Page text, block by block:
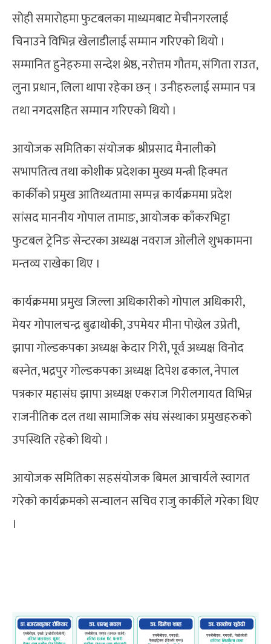
सोही समारोहमा फुटबलका माध्यमबाट मेचीनगरलाई
चिनाउने विभिन्न खेलाडीलाई सम्मान गरिएको थियो ।
सम्मानित हुनेहरुमा सन्देश श्रेष्ठ, नरोत्तम गौतम, संगिता राउत,
लुना प्रधान, लिला थापा रहेका छन् । उनीहरुलाई सम्मान पत्र
तथा नगदसहित सम्मान गरिएको थियो ।
आयोजक समितिका संयोजक श्रीप्रसाद मैनालीको
सभापतित्व तथा कोशीक प्रदेशका मुख्य मन्त्री हिक्मत
कार्कीको प्रमुख आतिथ्यतामा सम्पन्न कार्यक्रममा प्रदेश
सांसद माननीय गोपाल तामाङ, आयोजक काँकरभिट्टा
फुटबल ट्रेनिङ सेन्टरका अध्यक्ष नवराज ओलीले शुभकामना
मन्तव्य राखेका थिए ।
कार्यक्रममा प्रमुख जिल्ला अधिकारीको गोपाल अधिकारी,
मेयर गोपालचन्द्र बुढाथोकी, उपमेयर मीना पोख्रेल उप्रेती,
झापा गोल्डकपका अध्यक्ष केदार गिरी, पूर्व अध्यक्ष विनोद
बस्नेत, भद्रपुर गोल्डकपका अध्यक्ष दिपेश ढकाल, नेपाल
पत्रकार महासंघ झापा अध्यक्ष एकराज गिरीलगायत विभिन्न
राजनीतिक दल तथा सामाजिक संघ संस्थाका प्रमुखहरुको
उपस्थिति रहेको थियो ।
आयोजक समितिका सहसंयोजक बिमल आचार्यले स्वागत
गरेको कार्यक्रमको सन्चालन सचिव राजु कार्कीले गरेका थिए
।